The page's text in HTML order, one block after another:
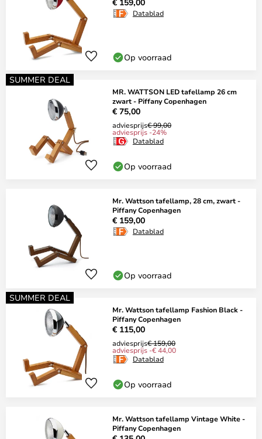
Datablad
Op voorraad
SUMMER DEAL
MR. WATTSON LED tafellamp 26 cm
zwart - Piffany Copenhagen
€ 75,00
adviesprijs€ 99,00
adviesprijs -24%
Datablad
Op voorraad
Mr. Wattson tafellamp, 28 cm, zwart -
Piffany Copenhagen
€ 159,00
Datablad
Op voorraad
SUMMER DEAL
Mr. Wattson tafellamp Fashion Black -
Piffany Copenhagen
€ 115,00
adviesprijs€ 159,00
adviesprijs -€ 44,00
Datablad
Op voorraad
Mr. Wattson tafellamp Vintage White -
Piffany Copenhagen